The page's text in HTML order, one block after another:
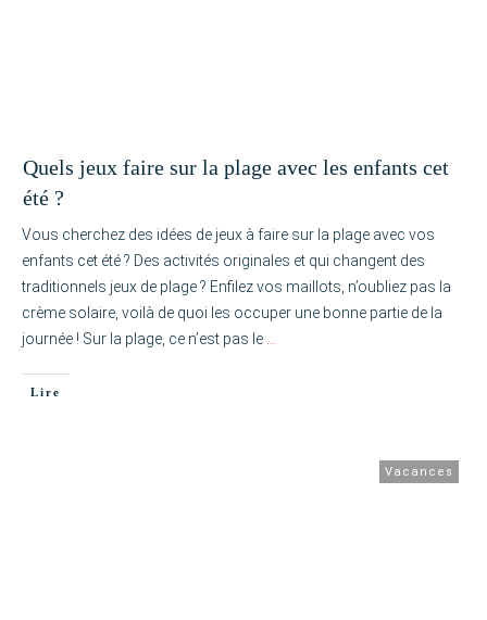
Quels jeux faire sur la plage avec les enfants cet
été ?
Vous cherchez des idées de jeux à faire sur la plage avec vos
enfants cet été ? Des activités originales et qui changent des
traditionnels jeux de plage ? Enfilez vos maillots, n’oubliez pas la
crème solaire, voilà de quoi les occuper une bonne partie de la
journée ! Sur la plage, ce n’est pas le
Lire
Vacances